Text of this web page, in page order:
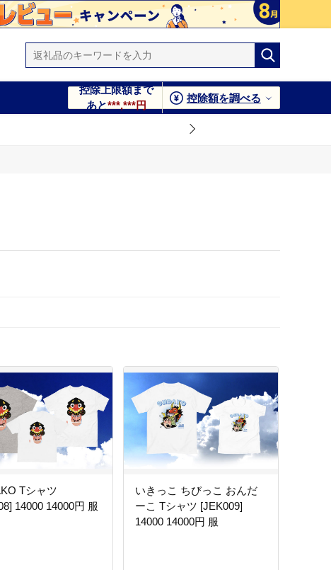
控除上限額まで
あと***,***円
控除額を調べる
Tシャツ
14000 14000円 服
いきっこ ちびっこ おんだ
ーこ Tシャツ [JEK009]
14000 14000円 服